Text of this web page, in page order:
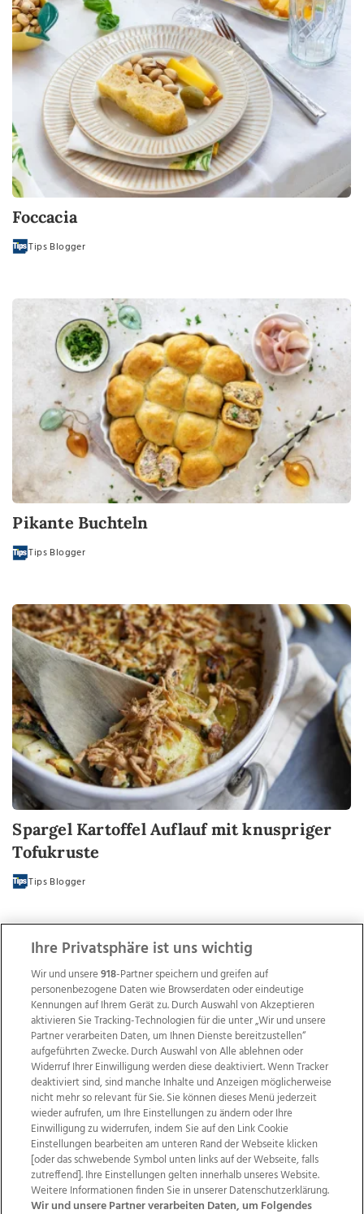
Foccacia
Tips Blogger
Pikante Buchteln
Tips Blogger
Spargel Kartoffel Auflauf mit knuspriger
Tofukruste
Tips Blogger
Wir über uns Mediadaten Kontakt
Jobs
Datenschutz
Impressum
AGB Anzeigekunden
AGB Website
Ehrenkodex Politische Werbung
Ihre Privatsphäre ist uns wichtig
Wir und unsere918-Partner speichern und greifen auf
personenbezogene Daten wie Browserdaten oder eindeutige
Kennungen auf Ihrem Gerät zu. Durch Auswahl von Akzeptieren
aktivieren Sie Tracking-Technologien für die unter „Wir und unsere
Partner verarbeiten Daten, um Ihnen Dienste bereitzustellen“
aufgeführten Zwecke. Durch Auswahl von Alle ablehnen oder
Widerruf Ihrer Einwilligung werden diese deaktiviert. Wenn Tracker
deaktiviert sind, sind manche Inhalte und Anzeigen möglicherweise
nicht mehr so relevant für Sie. Sie können dieses Menü jederzeit
wieder aufrufen, um Ihre Einstellungen zu ändern oder Ihre
Einwilligung zu widerrufen, indem Sie auf den Link Cookie
Einstellungen bearbeiten am unteren Rand der Webseite klicken
[oder das schwebende Symbol unten links auf der Webseite, falls
zutreffend]. Ihre Einstellungen gelten innerhalb unseres Website.
Weitere Informationen finden Sie in unserer Datenschutzerklärung.
Wir und unsere Partner verarbeiten Daten, um Folgendes